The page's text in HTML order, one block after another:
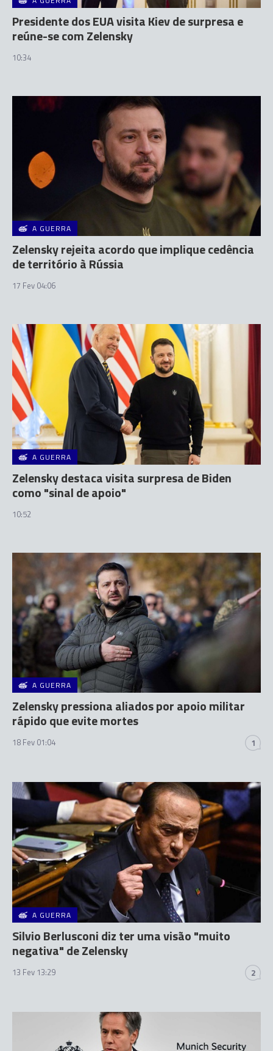
Presidente dos EUA visita Kiev de surpresa e
reúne-se com Zelensky
10:34
A GUERRA
Zelensky rejeita acordo que implique cedência
de território à Rússia
17 Fev 04:06
A GUERRA
Zelensky destaca visita surpresa de Biden
como "sinal de apoio"
10:52
A GUERRA
Zelensky pressiona aliados por apoio militar
rápido que evite mortes
18 Fev 01:04 1
A GUERRA
Silvio Berlusconi diz ter uma visão "muito
negativa" de Zelensky
13 Fev 13:29 2